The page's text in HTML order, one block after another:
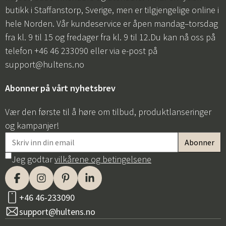
butikk i Staffanstorp, Sverige, men er tilgjengelige online i
hele Norden. Vår kundeservice er åpen mandag–torsdag
fra kl. 9 til 15 og fredager fra kl. 9 til 12.Du kan nå oss på
telefon +46 46 233090 eller via e-post på
support@hultens.no
Abonner på vårt nyhetsbrev
Vær den første til å høre om tilbud, produktlanseringer
og kampanjer!
Jeg godtarvilkårene og betingelsene
+46 46-233090
support@hultens.no